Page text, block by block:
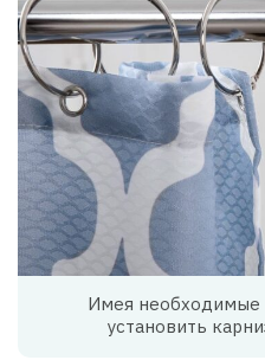
Имея необходимые
установить